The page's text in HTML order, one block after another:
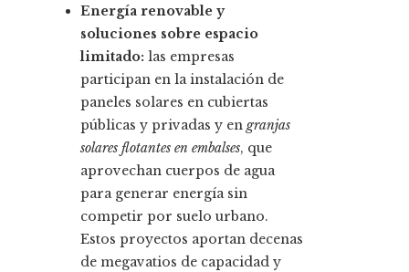
Energía renovable y
soluciones sobre espacio
limitado: las empresas
participan en la instalación de
paneles solares en cubiertas
públicas y privadas y en granjas
solares flotantes en embalses, que
aprovechan cuerpos de agua
para generar energía sin
competir por suelo urbano.
Estos proyectos aportan decenas
de megavatios de capacidad y